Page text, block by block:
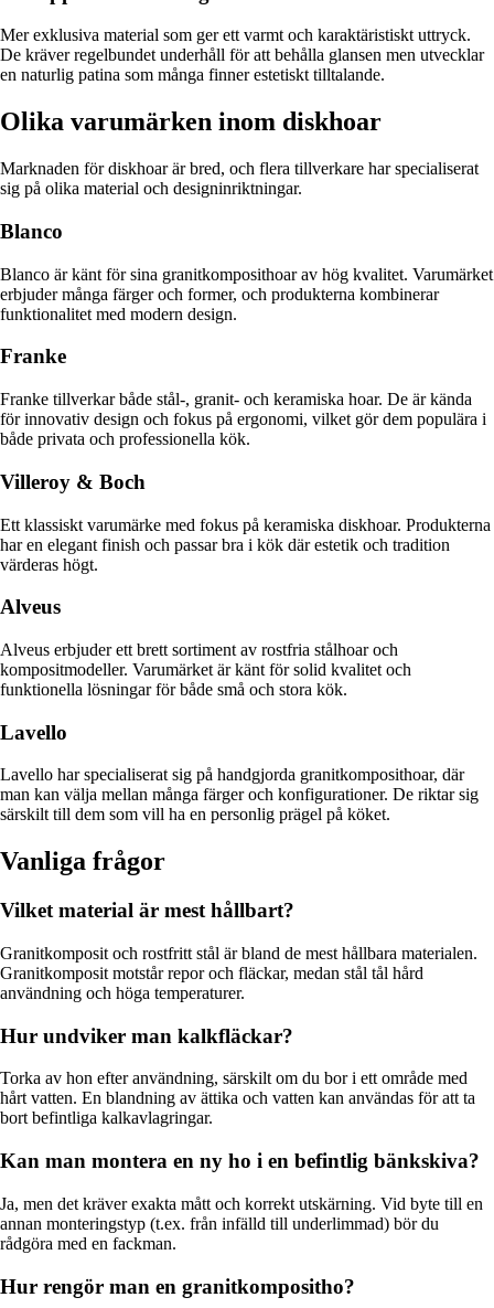
Mer exklusiva material som ger ett varmt och karaktäristiskt uttryck.
De kräver regelbundet underhåll för att behålla glansen men utvecklar
en naturlig patina som många finner estetiskt tilltalande.
Olika varumärken inom diskhoar
Marknaden för diskhoar är bred, och flera tillverkare har specialiserat
sig på olika material och designinriktningar.
Blanco
Blanco är känt för sina granitkomposithoar av hög kvalitet. Varumärket
erbjuder många färger och former, och produkterna kombinerar
funktionalitet med modern design.
Franke
Franke tillverkar både stål-, granit- och keramiska hoar. De är kända
för innovativ design och fokus på ergonomi, vilket gör dem populära i
både privata och professionella kök.
Villeroy & Boch
Ett klassiskt varumärke med fokus på keramiska diskhoar. Produkterna
har en elegant finish och passar bra i kök där estetik och tradition
värderas högt.
Alveus
Alveus erbjuder ett brett sortiment av rostfria stålhoar och
kompositmodeller. Varumärket är känt för solid kvalitet och
funktionella lösningar för både små och stora kök.
Lavello
Lavello har specialiserat sig på handgjorda granitkomposithoar, där
man kan välja mellan många färger och konfigurationer. De riktar sig
särskilt till dem som vill ha en personlig prägel på köket.
Vanliga frågor
Vilket material är mest hållbart?
Granitkomposit och rostfritt stål är bland de mest hållbara materialen.
Granitkomposit motstår repor och fläckar, medan stål tål hård
användning och höga temperaturer.
Hur undviker man kalkfläckar?
Torka av hon efter användning, särskilt om du bor i ett område med
hårt vatten. En blandning av ättika och vatten kan användas för att ta
bort befintliga kalkavlagringar.
Kan man montera en ny ho i en befintlig bänkskiva?
Ja, men det kräver exakta mått och korrekt utskärning. Vid byte till en
annan monteringstyp (t.ex. från infälld till underlimmad) bör du
rådgöra med en fackman.
Hur rengör man en granitkompositho?